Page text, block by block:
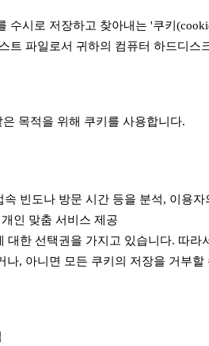
수시로 저장하고 찾아내는 '쿠키
트 파일로서 귀하의 컴퓨터 하드디스
목적을 위해 쿠키를 사용합니다.
속 빈도나 방문 시간 등을 분석, 이용
인 맞춤 서비스 제공
대한 선택권을 가지고 있습니다. 따
나, 아니면 모든 쿠키의 저장을 거부할